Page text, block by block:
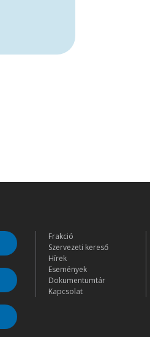
Frakció
Szervezeti kereső
Hírek
Események
Dokumentumtár
Kapcsolat